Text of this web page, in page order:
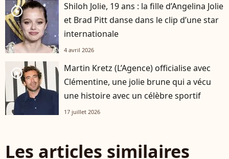
player2
Shiloh Jolie, 19 ans : la fille d’Angelina Jolie
et Brad Pitt danse dans le clip d’une star
internationale
4 avril 2026
player2
Martin Kretz (L’Agence) officialise avec
Clémentine, une jolie brune qui a vécu
une histoire avec un célèbre sportif
17 juillet 2026
Les articles similaires